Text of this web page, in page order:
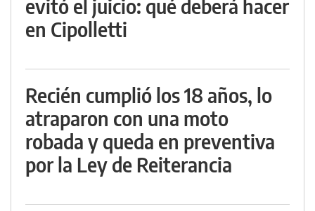
evitó el juicio: qué deberá hacer
en Cipolletti
Recién cumplió los 18 años, lo
atraparon con una moto
robada y queda en preventiva
por la Ley de Reiterancia